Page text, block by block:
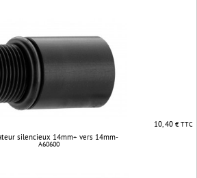
10, 40€ TTC
silencieux 14mm+ vers 14mm-
A60600